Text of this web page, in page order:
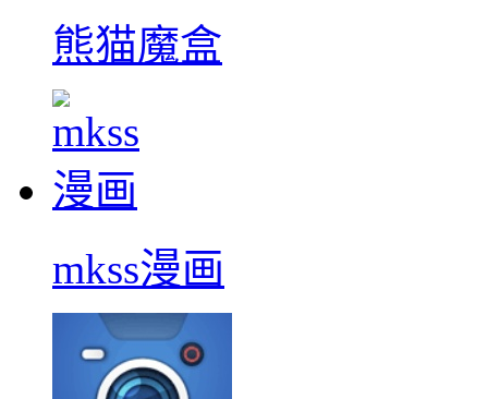
熊猫魔盒
mkss漫画